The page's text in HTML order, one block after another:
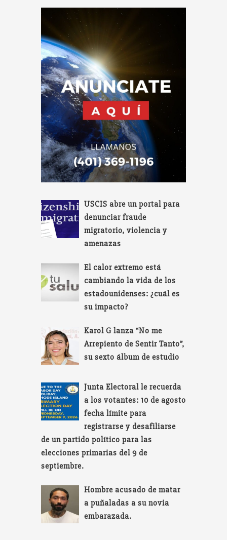
USCIS abre un portal para
denunciar fraude
migratorio, violencia y
amenazas
El calor extremo está
cambiando la vida de los
estadounidenses: ¿cuál es
su impacto?
Karol G lanza “No me
Arrepiento de Sentir Tanto”,
su sexto álbum de estudio
Junta Electoral le recuerda
a los votantes: 10 de agosto
fecha límite para
registrarse y desafiliarse
de un partido político para las
elecciones primarias del 9 de
septiembre.
Hombre acusado de matar
a puñaladas a su novia
embarazada.